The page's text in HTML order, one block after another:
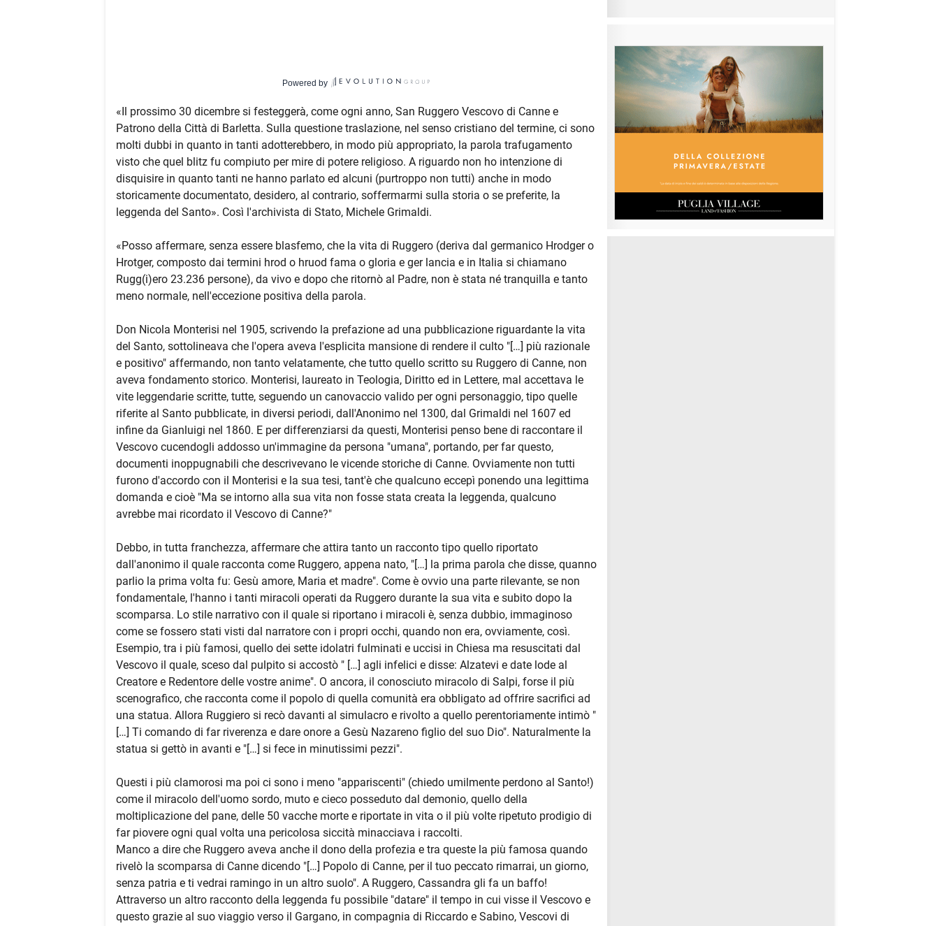
Powered by
«Il prossimo 30 dicembre si festeggerà, come ogni anno, San Ruggero Vescovo di Canne e
Patrono della Città di Barletta. Sulla questione traslazione, nel senso cristiano del termine, ci sono
molti dubbi in quanto in tanti adotterebbero, in modo più appropriato, la parola trafugamento
visto che quel blitz fu compiuto per mire di potere religioso. A riguardo non ho intenzione di
disquisire in quanto tanti ne hanno parlato ed alcuni (purtroppo non tutti) anche in modo
storicamente documentato, desidero, al contrario, soffermarmi sulla storia o se preferite, la
leggenda del Santo». Così l'archivista di Stato, Michele Grimaldi.
«Posso affermare, senza essere blasfemo, che la vita di Ruggero (deriva dal germanico Hrodger o
Hrotger, composto dai termini hrod o hruod fama o gloria e ger lancia e in Italia si chiamano
Rugg(i)ero 23.236 persone), da vivo e dopo che ritornò al Padre, non è stata né tranquilla e tanto
meno normale, nell'eccezione positiva della parola.
Don Nicola Monterisi nel 1905, scrivendo la prefazione ad una pubblicazione riguardante la vita
del Santo, sottolineava che l'opera aveva l'esplicita mansione di rendere il culto "[…] più razionale
e positivo" affermando, non tanto velatamente, che tutto quello scritto su Ruggero di Canne, non
aveva fondamento storico. Monterisi, laureato in Teologia, Diritto ed in Lettere, mal accettava le
vite leggendarie scritte, tutte, seguendo un canovaccio valido per ogni personaggio, tipo quelle
riferite al Santo pubblicate, in diversi periodi, dall'Anonimo nel 1300, dal Grimaldi nel 1607 ed
infine da Gianluigi nel 1860. E per differenziarsi da questi, Monterisi penso bene di raccontare il
Vescovo cucendogli addosso un'immagine da persona "umana", portando, per far questo,
documenti inoppugnabili che descrivevano le vicende storiche di Canne. Ovviamente non tutti
furono d'accordo con il Monterisi e la sua tesi, tant'è che qualcuno eccepì ponendo una legittima
domanda e cioè "Ma se intorno alla sua vita non fosse stata creata la leggenda, qualcuno
avrebbe mai ricordato il Vescovo di Canne?"
Debbo, in tutta franchezza, affermare che attira tanto un racconto tipo quello riportato
dall'anonimo il quale racconta come Ruggero, appena nato, "[…] la prima parola che disse, quanno
parlio la prima volta fu: Gesù amore, Maria et madre". Come è ovvio una parte rilevante, se non
fondamentale, l'hanno i tanti miracoli operati da Ruggero durante la sua vita e subito dopo la
scomparsa. Lo stile narrativo con il quale si riportano i miracoli è, senza dubbio, immaginoso
come se fossero stati visti dal narratore con i propri occhi, quando non era, ovviamente, così.
Esempio, tra i più famosi, quello dei sette idolatri fulminati e uccisi in Chiesa ma resuscitati dal
Vescovo il quale, sceso dal pulpito si accostò " […] agli infelici e disse: Alzatevi e date lode al
Creatore e Redentore delle vostre anime". O ancora, il conosciuto miracolo di Salpi, forse il più
scenografico, che racconta come il popolo di quella comunità era obbligato ad offrire sacrifici ad
una statua. Allora Ruggiero si recò davanti al simulacro e rivolto a quello perentoriamente intimò "
[…] Ti comando di far riverenza e dare onore a Gesù Nazareno figlio del suo Dio". Naturalmente la
statua si gettò in avanti e "[…] si fece in minutissimi pezzi".
Questi i più clamorosi ma poi ci sono i meno "appariscenti" (chiedo umilmente perdono al Santo!)
come il miracolo dell'uomo sordo, muto e cieco posseduto dal demonio, quello della
moltiplicazione del pane, delle 50 vacche morte e riportate in vita o il più volte ripetuto prodigio di
far piovere ogni qual volta una pericolosa siccità minacciava i raccolti.
Manco a dire che Ruggero aveva anche il dono della profezia e tra queste la più famosa quando
rivelò la scomparsa di Canne dicendo "[…] Popolo di Canne, per il tuo peccato rimarrai, un giorno,
senza patria e ti vedrai ramingo in un altro suolo". A Ruggero, Cassandra gli fa un baffo!
Attraverso un altro racconto della leggenda fu possibile "datare" il tempo in cui visse il Vescovo e
questo grazie al suo viaggio verso il Gargano, in compagnia di Riccardo e Sabino, Vescovi di